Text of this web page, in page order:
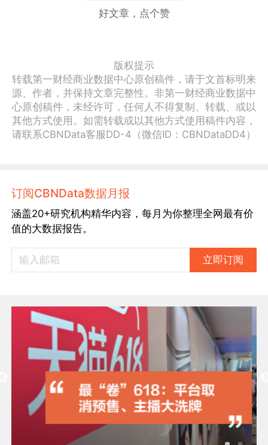
好文章，点个赞
版权提示
转载第一财经商业数据中心原创稿件，请于文首标明来
源、作者，并保持文章完整性。非第一财经商业数据中
心原创稿件，未经许可，任何人不得复制、转载、或以
其他方式使用。如需转载或以其他方式使用稿件内容，
请联系CBNData客服DD-4（微信ID：CBNDataDD4）
订阅CBNData数据月报
涵盖20+研究机构精华内容，每月为你整理全网最有价
值的大数据报告。
立即订阅